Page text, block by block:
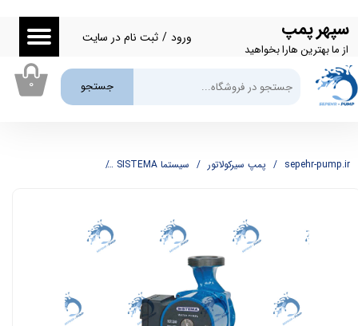
سپهر پمپ
از ما بهترین هارا بخواهید
جستجو
ورود / ثبت نام در سایت
حساب کاربری من
تغییر گذر واژه
سفارشات
۰
sepehr-pump.ir پمپ سیرکولاتور سیستما SISTEMA